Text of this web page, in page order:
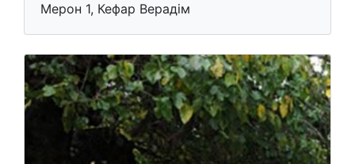
Мерон 1, Кефар Верадім